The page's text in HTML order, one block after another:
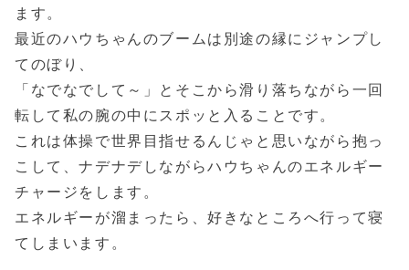
ます。
最近のハウちゃんのブームは別途の縁にジャンプし
てのぼり、
「なでなでして～」とそこから滑り落ちながら一回
転して私の腕の中にスポッと入ることです。
これは体操で世界目指せるんじゃと思いながら抱っ
こして、ナデナデしながらハウちゃんのエネルギー
チャージをします。
エネルギーが溜まったら、好きなところへ行って寝
てしまいます。